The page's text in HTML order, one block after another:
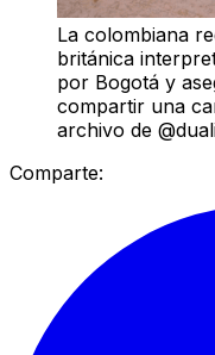
La colombiana
británica
por Bogotá y
compartir una
archivo de
Comparte: